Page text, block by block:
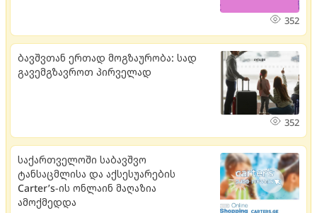
352
ბავშვთან ერთად მოგზაურობა: სად
გავემგზავროთ პირველად
352
საქართველოში საბავშვო
ტანსაცმლისა და აქსესუარების
Carter’s-ის ონლაინ მაღაზია
ამოქმედდა